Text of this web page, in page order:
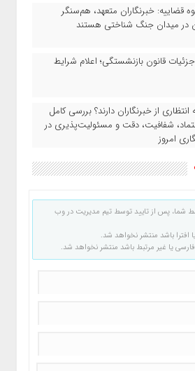
قضاییه: خبرنگاران متعهد، هم‌سنگر
در میدان جنگ شناختی هستند
قانون بازنشستگی؛ اعلام شرایط
از خبرنگاران دارند؟ بررسی کامل
شفافیت، دقت و مسئولیت‌پذیری در
امروز
شما، پس از تایید توسط تیم مدیریت در وب
باشد منتشر نخواهد شد.
فارسی یا غیر مرتبط باشد منتشر نخواهد شد.